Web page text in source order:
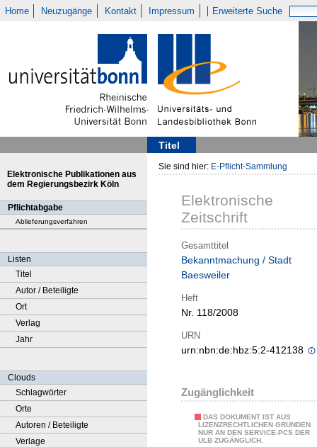
Home Neuzugänge Kontakt Impressum Erweiterte Suche
Titel
Elektronische Publikationen aus
dem Regierungsbezirk Köln
Pflichtabgabe
Ablieferungsverfahren
Listen
Titel
Autor / Beteiligte
Ort
Verlag
Jahr
Clouds
Schlagwörter
Orte
Autoren / Beteiligte
Verlage
Sie sind hier: E-Pflicht-Sammlung
Elektronische
Zeitschrift
Gesamttitel
Bekanntmachung / Stadt
Baesweiler
Heft
Nr. 118/2008
URN
urn:nbn:de:hbz:5:2-412138
Zugänglichkeit
DAS DOKUMENT IST AUS
LIZENZRECHTLICHEN GRÜNDEN
NUR AN DEN SERVICE-PCS DER
ULB ZUGÄNGLICH.